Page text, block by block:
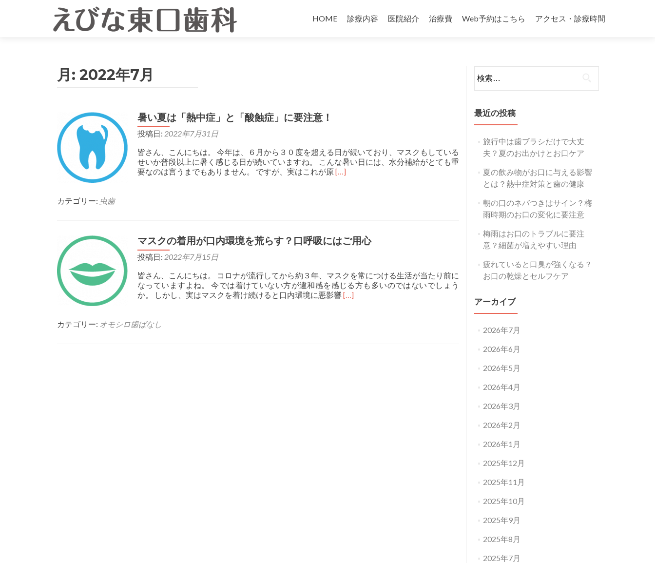
HOME 診療内容 医院紹介 治療費 Web予約はこちら アクセス・診療時間
月: 2022年7月
暑い夏は「熱中症」と「酸蝕症」に要注意！
投稿日: 2022年7月31日
皆さん、こんにちは。 今年は、６月から３０度を超える日が続いており、マスクもしている
せいか普段以上に暑く感じる日が続いていますね。 こんな暑い日には、水分補給がとても重
要なのは言うまでもありません。 ですが、実はこれが原Read more about 暑い夏は「熱中症」と「酸蝕症」に要注意！
[…]
カテゴリー: 虫歯
マスクの着用が口内環境を荒らす？口呼吸にはご用心
投稿日: 2022年7月15日
皆さん、こんにちは。 コロナが流行してから約３年、マスクを常につける生活が当たり前に
なっていますよね。 今では着けていない方が違和感を感じる方も多いのではないでしょう
か。 しかし、実はマスクを着け続けると口内環境に悪影響Read more about マスクの着用が口内環境を荒らす？口呼吸にはご用心
[…]
カテゴリー: オモシロ歯ばなし
索:
最近の投稿
旅行中は歯ブラシだけで大丈
夫？夏のお出かけとお口ケア
夏の飲み物がお口に与える影響
とは？熱中症対策と歯の健康
朝の口のネバつきはサイン？梅
雨時期のお口の変化に要注意
梅雨はお口のトラブルに要注
意？細菌が増えやすい理由
疲れていると口臭が強くなる？
お口の乾燥とセルフケア
アーカイブ
2026年7月
2026年6月
2026年5月
2026年4月
2026年3月
2026年2月
2026年1月
2025年12月
2025年11月
2025年10月
2025年9月
2025年8月
2025年7月